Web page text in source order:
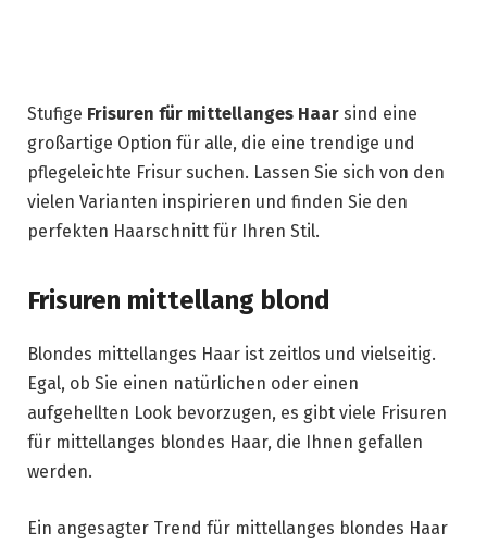
Stufige Frisuren für mittellanges Haar sind eine
großartige Option für alle, die eine trendige und
pflegeleichte Frisur suchen. Lassen Sie sich von den
vielen Varianten inspirieren und finden Sie den
perfekten Haarschnitt für Ihren Stil.
Frisuren mittellang blond
Blondes mittellanges Haar ist zeitlos und vielseitig.
Egal, ob Sie einen natürlichen oder einen
aufgehellten Look bevorzugen, es gibt viele Frisuren
für mittellanges blondes Haar, die Ihnen gefallen
werden.
Ein angesagter Trend für mittellanges blondes Haar